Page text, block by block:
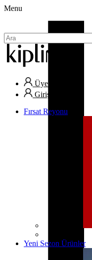
Menu
Üye Ol
Giriş Yap
Fırsat Reyonu
Yeni Sezon Ürünler